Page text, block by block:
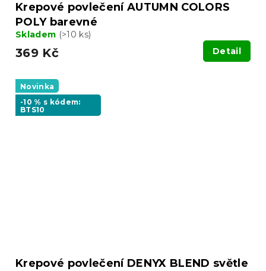
Krepové povlečení AUTUMN COLORS
POLY barevné
Skladem (>10 ks)
369 Kč Detail
Novinka
-10 % s kódem:
BTS10
Krepové povlečení DENYX BLEND světle